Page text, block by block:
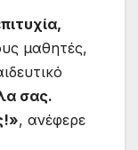
μαθητές,
σας.
, ανέφερε